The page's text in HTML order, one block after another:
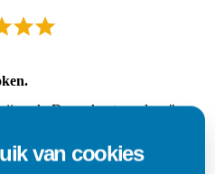
ook. Dus zeker tevreden.."
van cookies